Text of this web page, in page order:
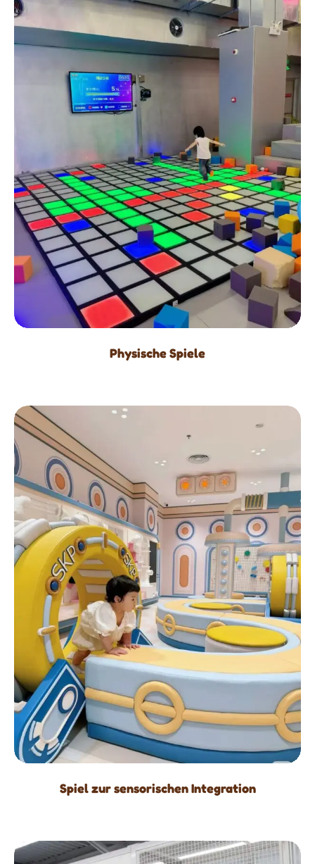
Physische Spiele
Spiel zur sensorischen Integration